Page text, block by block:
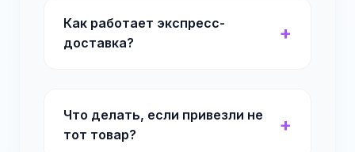
Как работает экспресс-
доставка?
Что делать, если привезли не
тот товар?